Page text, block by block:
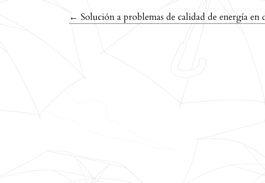
← Volver a los detalles del artículo
Solución a problemas de calidad de energía